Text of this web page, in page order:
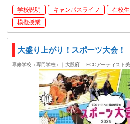
学校説明 キャンパスライフ 在校
模擬授業
大盛り上がり！スポーツ大会！
専修学校（専門学校）｜大阪府 ECCアーティスト